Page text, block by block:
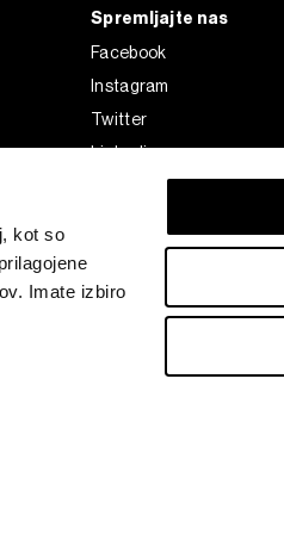
kot so
Imate izbiro
Spremljajte nas
Facebook
Instagram
Twitter
Linkedin